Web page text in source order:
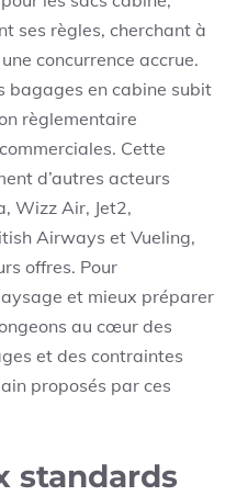
ses règles, cherchant à
concurrence accrue.
bagages en cabine subit
règlementaire
Cette
d’autres acteurs
Wizz Air, Jet2,
Airways et Vueling,
offres. Pour
et mieux préparer
au cœur des
et des contraintes
proposés par ces
standards